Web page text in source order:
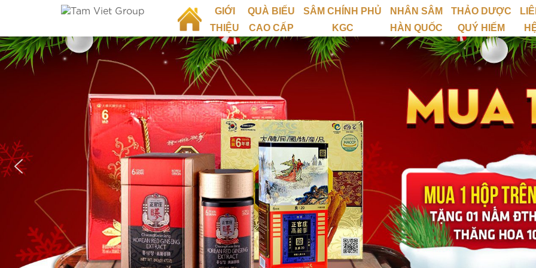
GIỚI
THIỆU
QUÀ BIẾU
CAO CẤP
SÂM CHÍNH PHỦ
KGC
NHÂN SÂM
HÀN QUỐC
THẢO DƯỢC
QUÝ HIẾM